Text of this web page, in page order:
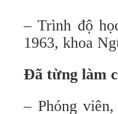
– Trình độ
1963, khoa
Đã từng làm
– Phóng